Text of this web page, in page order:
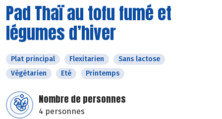
Pad Thaï au tofu fumé et
légumes d’hiver
Plat principal Flexitarien
Sans lactose
Végétarien
Eté Printemps
Nombre de personnes
4 personnes